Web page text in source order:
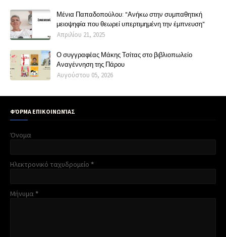
Μένια Παπαδοπούλου: "Ανήκω στην συμπαθητική
μειοψηφία που θεωρεί υπερτιμημένη την έμπνευση"
Απριλίου 21, 2025
Ο συγγραφέας Μάκης Τσίτας στο βιβλιοπωλείο
Αναγέννηση της Πάρου
Αυγούστου 05, 2026
ΦΌΡΜΑ ΕΠΙΚΟΙΝΩΝΊΑΣ
Όνομα
Ηλεκτρονικό ταχυδρομείο *
Μήνυμα *